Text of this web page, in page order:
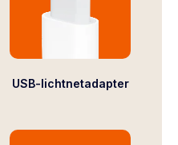
USB-lichtnetadapter